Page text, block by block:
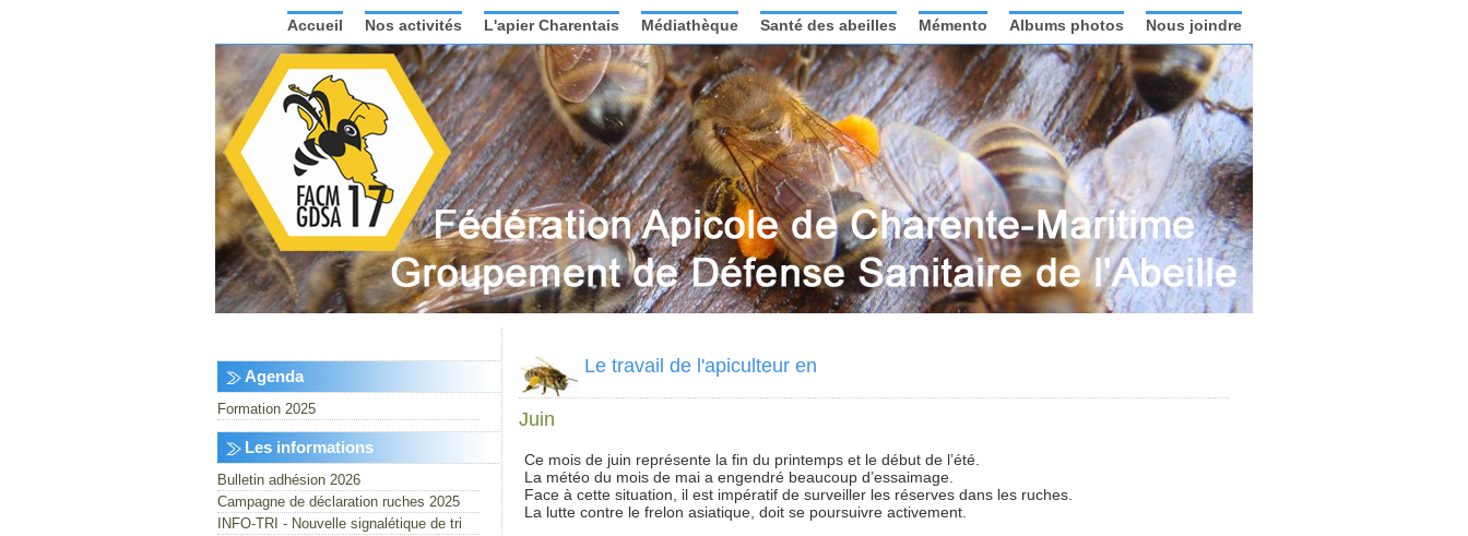
Nous joindre
Albums photos
Mémento
Santé des abeilles
Médiathèque
L'apier Charentais
Nos activités
Accueil
Agenda
Formation 2025
Les informations
Bulletin adhésion 2026
Campagne de déclaration ruches 2025
INFO-TRI - Nouvelle signalétique de tri
Le travail de l'apiculteur en
Juin
Ce mois de juin représente la fin du printemps et le début de l’été.
La météo du mois de mai a engendré beaucoup d’essaimage.
Face à cette situation, il est impératif de surveiller les réserves dans les ruches.
La lutte contre le frelon asiatique, doit se poursuivre activement.